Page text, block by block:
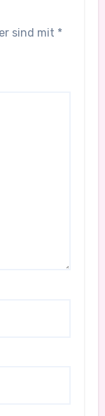
sind mit *